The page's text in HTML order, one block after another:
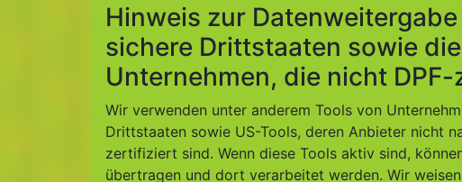
Hinweis zur
sichere Drittstaaten sowie
Unternehmen, die nicht
Wir verwenden unter anderem Tools von
Drittstaaten sowie US-Tools, deren Anbieter nicht
zertifiziert sind. Wenn diese Tools aktiv sind,
übertragen und dort verarbeitet werden. Wir